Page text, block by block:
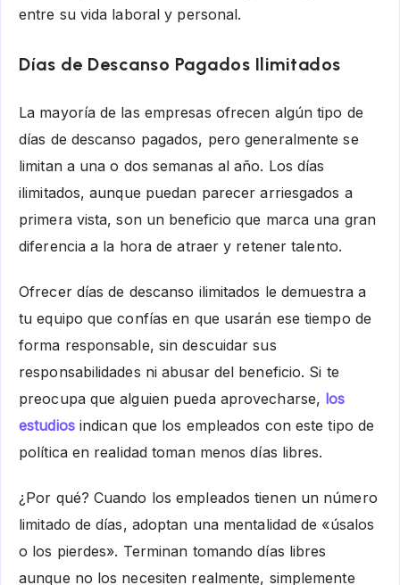
entre su vida laboral y personal.
Días de Descanso Pagados Ilimitados
La mayoría de las empresas ofrecen algún tipo de
días de descanso pagados, pero generalmente se
limitan a una o dos semanas al año. Los días
ilimitados, aunque puedan parecer arriesgados a
primera vista, son un beneficio que marca una gran
diferencia a la hora de atraer y retener talento.
Ofrecer días de descanso ilimitados le demuestra a
tu equipo que confías en que usarán ese tiempo de
forma responsable, sin descuidar sus
responsabilidades ni abusar del beneficio. Si te
preocupa que alguien pueda aprovecharse, los
estudiosindican que los empleados con este tipo de
política en realidad toman menos días libres.
¿Por qué? Cuando los empleados tienen un número
limitado de días, adoptan una mentalidad de «úsalos
o los pierdes». Terminan tomando días libres
aunque no los necesiten realmente, simplemente